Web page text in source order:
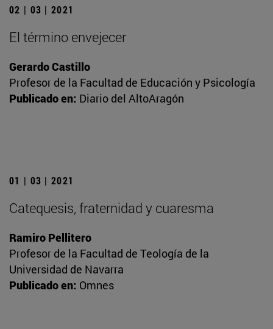
02 | 03 | 2021
El término envejecer
Gerardo Castillo
Profesor de la Facultad de Educación y Psicología
Publicado en: Diario del AltoAragón
01 | 03 | 2021
Catequesis, fraternidad y cuaresma
Ramiro Pellitero
Profesor de la Facultad de Teología de la
Universidad de Navarra
Publicado en: Omnes